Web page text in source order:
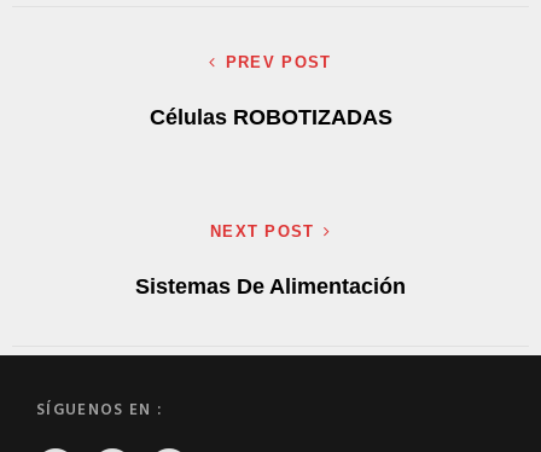
PREV POST
Células ROBOTIZADAS
NEXT POST
Sistemas De Alimentación
SÍGUENOS EN :